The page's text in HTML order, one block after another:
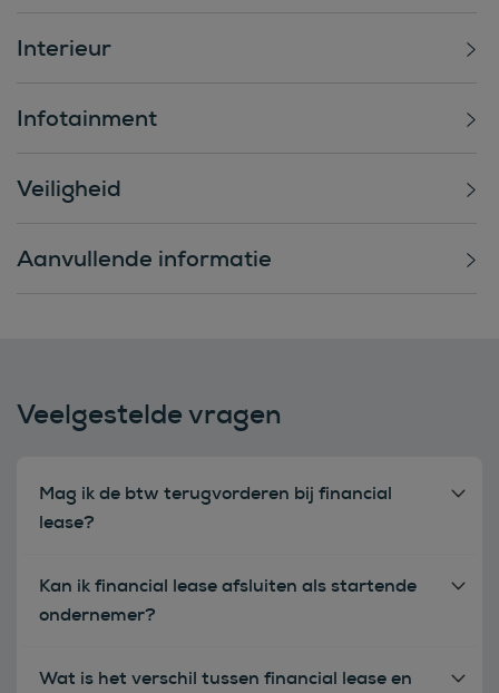
Interieur
Infotainment
Veiligheid
Aanvullende informatie
Veelgestelde vragen
Mag ik de btw terugvorderen bij financial
lease?
Kan ik financial lease afsluiten als startende
ondernemer?
Wat is het verschil tussen financial lease en